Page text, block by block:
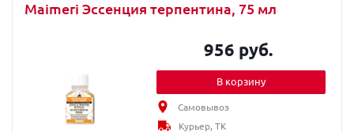
Maimeri Эссенция терпентина, 75 мл
956 руб.
В корзину
Самовывоз
Курьер, ТК